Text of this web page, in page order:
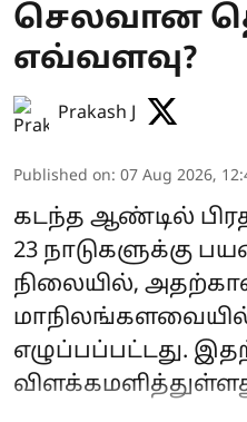
செலவான
எவ்வளவு?
Prakash J
Published on: 07 Aug 2026,
கடந்த ஆண்டில்
23 நாடுகளுக்கு
நிலையில்,
எழுப்பப்பட்டது.